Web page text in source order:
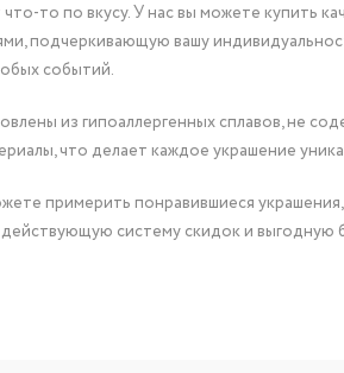
то по вкусу. У нас вы можете купить
подчеркивающую вашу
событий.
из гипоаллергенных сплавов, не
что делает каждое украшение
примерить понравившиеся
систему скидок и выгодную